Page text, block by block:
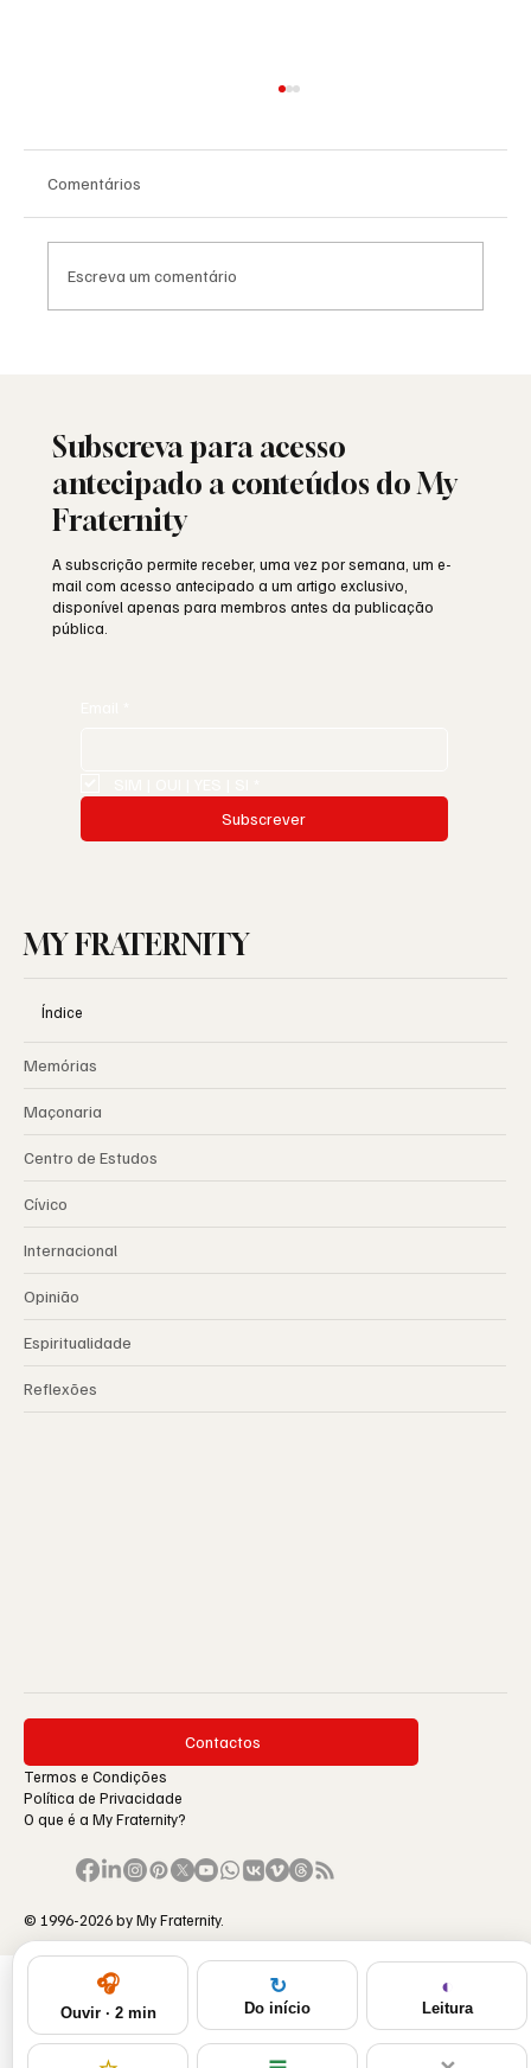
Comentários
Escreva um comentário
Subscreva para acesso
antecipado a conteúdos do My
Fraternity
A subscrição permite receber, uma vez por semana, um e-
mail com acesso antecipado a um artigo exclusivo,
disponível apenas para membros antes da publicação
pública.
Subscrever
MY FRATERNITY
Índice
Memórias
Maçonaria
Centro de Estudos
Cívico
Internacional
Opinião
Espiritualidade
Reflexões
Contactos
Termos e Condições
Política de Privacidade
O que é a My Fraternity?
© 1996-2026 by My Fraternity.
🎧
Ouvir · 2 min
↻
Do início
◐
Leitura